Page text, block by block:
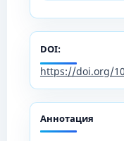
DOI:
https://doi.org/
Аннотация